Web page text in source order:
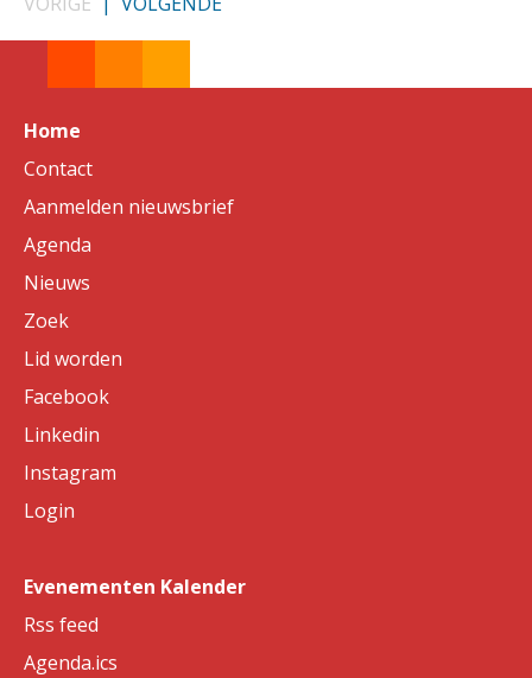
Home
Contact
Aanmelden nieuwsbrief
Agenda
Nieuws
Zoek
Lid worden
Facebook
Linkedin
Instagram
Login
Evenementen Kalender
Rss feed
Agenda.ics